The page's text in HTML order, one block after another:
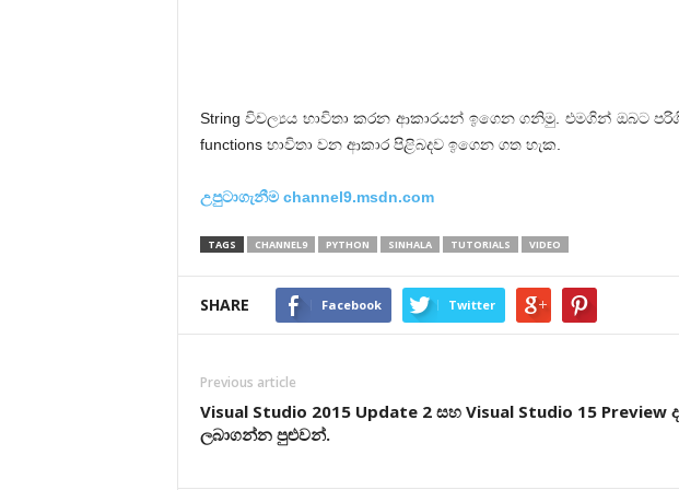
String විචල්‍යය භාවිතා කරන ආකාරයන් ඉගෙන ගනිමු. එමගින් ඔබට
functions භාවිතා වන ආකාර පිළිබ‍දව ඉගෙන ගත හැක.
උපුටාගැනීම channel9.msdn.com
TAGS CHANNEL9 PYTHON SINHALA TUTORIALS VIDEO
SHARE Facebook Twitter
Previous article
Visual Studio 2015 Update 2 සහ Visual Studio 15 Preview
ලබාගන්න පුළුවන්.